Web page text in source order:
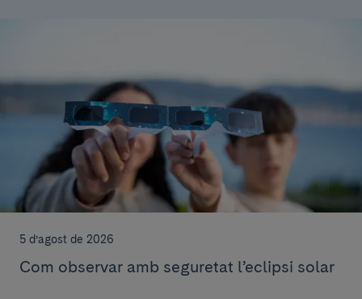
5 d’agost de 2026
Com observar amb seguretat l’eclipsi solar